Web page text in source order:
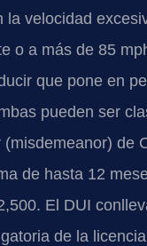
la velocidad
o a más de 85
que pone en
pueden ser
(misdemeanor) de
de hasta 12
El DUI
de la